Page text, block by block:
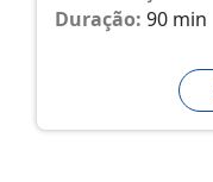
Duração: 90 min